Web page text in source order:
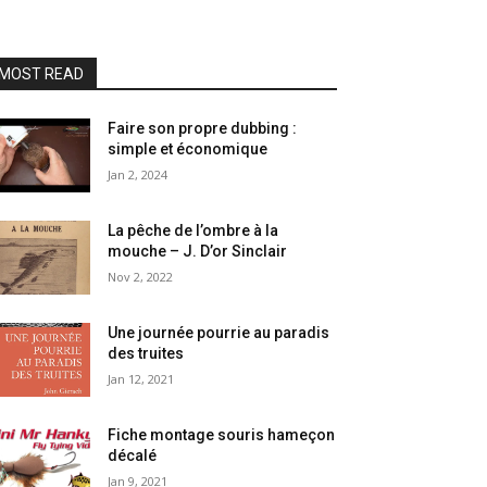
MOST READ
Faire son propre dubbing :
simple et économique
Jan 2, 2024
La pêche de l’ombre à la
mouche – J. D’or Sinclair
Nov 2, 2022
Une journée pourrie au paradis
des truites
Jan 12, 2021
Fiche montage souris hameçon
décalé
Jan 9, 2021